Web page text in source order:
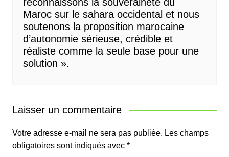
Maroc sur le sahara occidental et nous
soutenons la proposition marocaine
d’autonomie sérieuse, crédible et
réaliste comme la seule base pour une
solution ».
Laisser un commentaire
Votre adresse e-mail ne sera pas publiée. Les champs
obligatoires sont indiqués avec *